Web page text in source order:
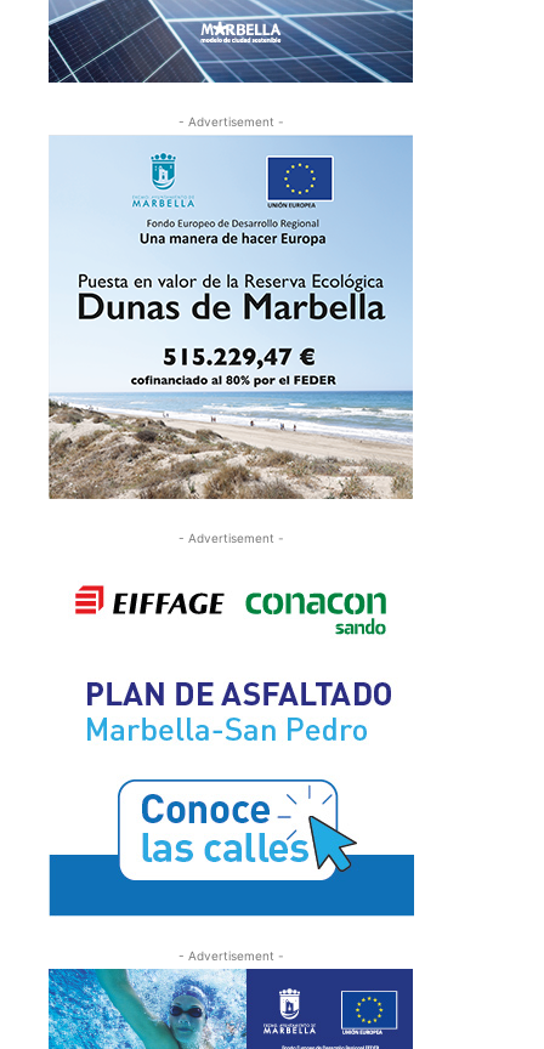
- Advertisement -
- Advertisement -
- Advertisement -